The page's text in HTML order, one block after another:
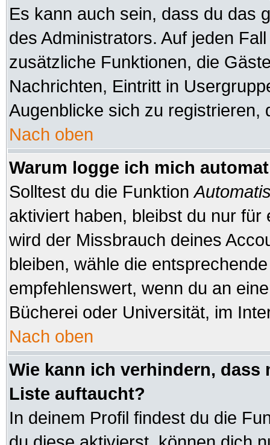
Es kann auch sein, dass du das
des Administrators. Auf jeden
zusätzliche Funktionen, die
Nachrichten, Eintritt in
Augenblicke sich zu registrieren,
Nach oben
Warum logge ich mich
Solltest du die Funktion
aktiviert haben, bleibst du nur
wird der Missbrauch deines
bleiben, wähle die
empfehlenswert, wenn du an
Bücherei oder Universität, im
Nach oben
Wie kann ich verhindern, dass
Liste auftaucht?
In deinem Profil findest du die